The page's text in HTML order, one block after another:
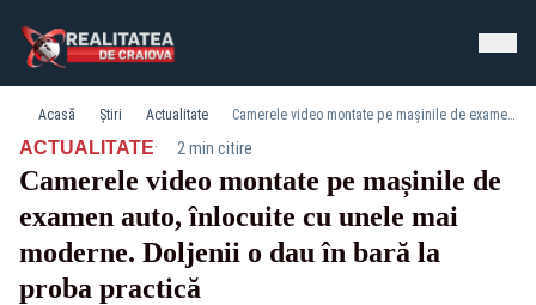
Acasă Știri Actualitate Camerele video montate pe mașinile de examen auto, înlocuite cu unele mai moderne. Doljenii o dau în bară la proba practică
ACTUALITATE· 2 min citire
Camerele video montate pe mașinile de
examen auto, înlocuite cu unele mai
moderne. Doljenii o dau în bară la
proba practică